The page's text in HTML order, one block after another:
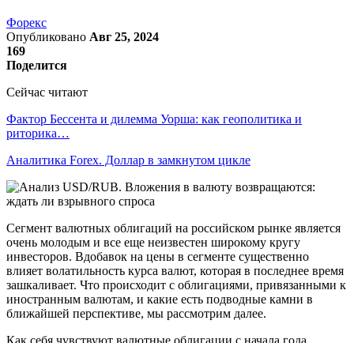
Форекс
Опубликовано Авг 25, 2024
169
Поделится
Сейчас читают
Фактор Бессента и дилемма Уорша: как геополитика и
риторика…
Аналитика Forex. Доллар в замкнутом цикле
Сегмент валютных облигаций на российском рынке является
очень молодым и все еще неизвестен широкому кругу
инвесторов. Вдобавок на цены в сегменте существенно
влияет волатильность курса валют, которая в последнее время
зашкаливает. Что происходит с облигациями, привязанными к
иностранным валютам, и какие есть подводные камни в
ближайшей перспективе, мы рассмотрим далее.
Как себя чувствуют валютные облигации с начала года